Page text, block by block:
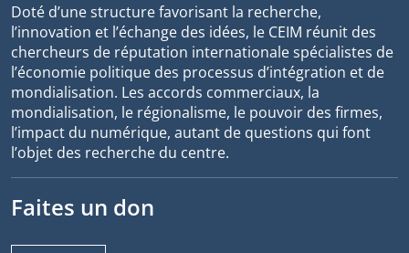
Doté d’une structure favorisant la recherche,
l’innovation et l’échange des idées, le CEIM réunit des
chercheurs de réputation internationale spécialistes de
l’économie politique des processus d’intégration et de
mondialisation. Les accords commerciaux, la
mondialisation, le régionalisme, le pouvoir des firmes,
l’impact du numérique, autant de questions qui font
l’objet des recherche du centre.
Faites un don